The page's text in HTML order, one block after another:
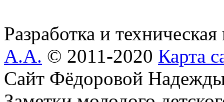
Разработка и
А.А. © 2011-2020 Карта
Сайт Фёдоровой